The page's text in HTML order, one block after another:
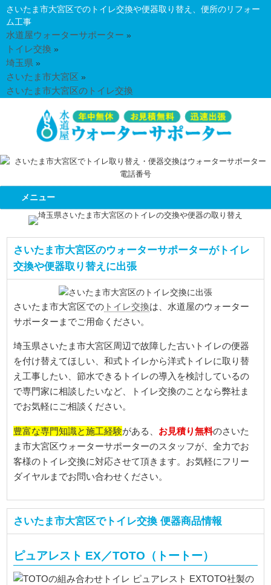
さいたま市大宮区でのトイレ交換や便器取り替え、便所のリフォー
ム工事
水道屋ウォーターサポーター »
トイレ交換 »
埼玉県 »
さいたま市大宮区 »
さいたま市大宮区のトイレ交換
メニュー
さいたま市大宮区のウォーターサポーターがトイレ
交換や便器取り替えに出張
さいたま市大宮区での トイレ交換は、水道屋のウォーター
サポーターまでご用命ください。
埼玉県さいたま市大宮区周辺で故障した古いトイレの便器
を付け替えてほしい、和式トイレから洋式トイレに取り替
え工事したい、節水できるトイレの導入を検討しているの
で専門家に相談したいなど、トイレ交換のことなら弊社ま
でお気軽にご相談ください。
豊富な専門知識と施工経験がある、 お見積り無料のさいた
ま市大宮区ウォーターサポーターのスタッフが、全力でお
客様のトイレ交換に対応させて頂きます。お気軽にフリー
ダイヤルまでお問い合わせください。
さいたま市大宮区でトイレ交換 便器商品情報
ピュアレスト EX／TOTO（トートー）
TOTO社製の